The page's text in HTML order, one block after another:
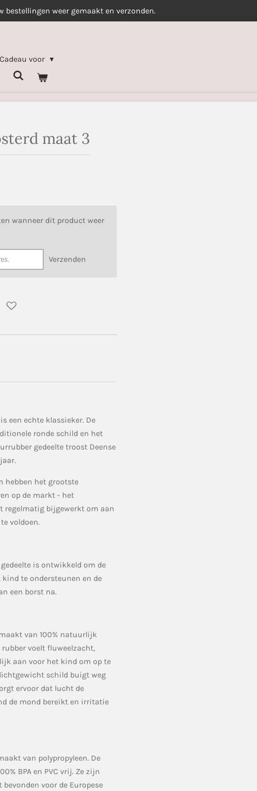
weer gemaakt en verzonden.
Cadeau voor
maat 3
wanneer dit product weer
Verzenden
een echte klassieker. De
ronde schild en het
gedeelte troost Deense
hebben het grootste
op de markt - het
regelmatig bijgewerkt om aan
voldoen.
is ontwikkeld om de
te ondersteunen en de
een borst na.
van 100% natuurlijk
voelt fluweelzacht,
aan voor het kind om op te
schild buigt weg
ervoor dat lucht de
de mond bereikt en irritatie
van polypropyleen. De
BPA en PVC vrij. Ze zijn
voor de Europese